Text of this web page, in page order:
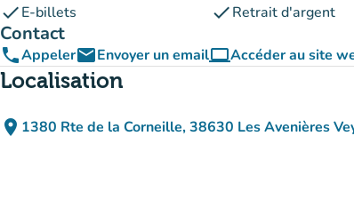
checkE-billets checkRetrait d'argent
Contact
phoneAppeleremailEnvoyer un emailcomputerAccéder au site
(nouvel
Localisation
place 1380 Rte de la Corneille, 38630 Les Avenières
(ouvrir dans
(nouvel onglet)